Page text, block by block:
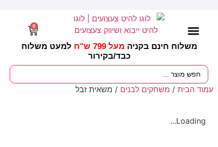
משלוח חינם בקניה מעל 799 ש"ח
למעט משלוח
כבד/בקירור
0
עמוד הבית / משחקים לבנים / משאית זבל
Loading...